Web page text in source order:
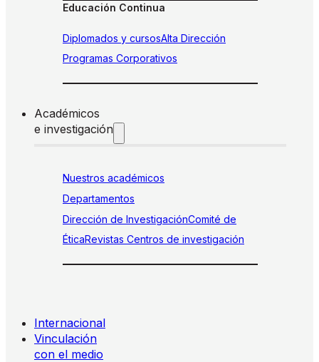
Educación Continua
Diplomados y cursosAlta Dirección
Programas Corporativos
Académicos
e investigación
Nuestros académicos
Departamentos
Dirección de InvestigaciónComité de
ÉticaRevistas Centros de investigación
Internacional
Vinculación
con el medio